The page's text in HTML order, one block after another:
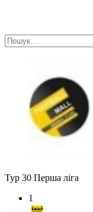
Тур 30 Перша ліга
1